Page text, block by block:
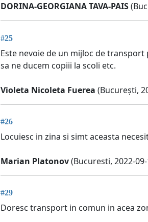
DORINA-GEORGIANA TAVA-PAIS
#25
Este nevoie de un mijloc de
sa ne ducem copiii la scoli etc.
Violeta Nicoleta Fuerea (București,
#26
Locuiesc in zina si simt aceasta
Marian Platonov(Bucuresti, 2022-
#29
Doresc transport in comun in acea